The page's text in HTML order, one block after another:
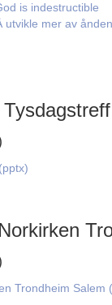
is indestructible
utvikle mer av
Trondheim Salem